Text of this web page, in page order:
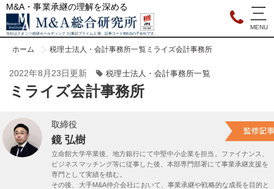
M&A・事業承継の理解を深める
当社はクオンツ総研ホールディングス(東証プライム上場、証券コード9552)の子会社です。
ホーム 税理士法人・会計事務所一覧ミライズ会計事務所
2022年8月23日更新 税理士法人・会計事務所一覧
ミライズ会計事務所
取締役
鏡 弘樹
立命館大学卒業後、地方銀行にて中堅中小企業を担当。ファイナンス、
ビジネスマッチング等に従事した後、本部専門部署にて事業承継支援を
専門として実績を積む。
その後、大手M&A仲介会社において、事業承継や戦略的な成長を目的と